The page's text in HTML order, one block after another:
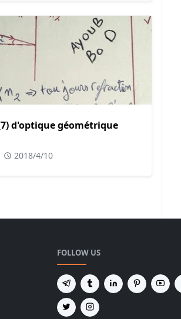
d'optique géométrique
2018/4/10
FOLLOW US